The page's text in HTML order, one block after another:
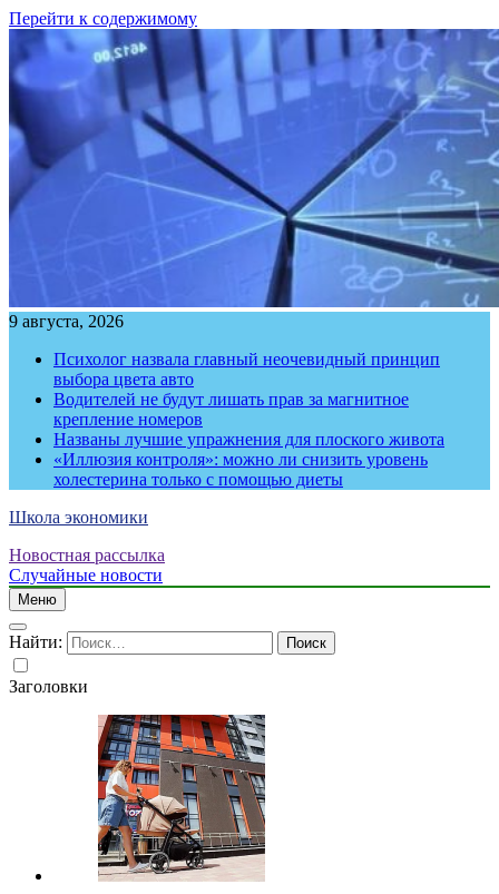
Перейти к содержимому
9 августа, 2026
Психолог назвала главный неочевидный принцип
выбора цвета авто
Водителей не будут лишать прав за магнитное
крепление номеров
Названы лучшие упражнения для плоского живота
«Иллюзия контроля»: можно ли снизить уровень
холестерина только с помощью диеты
Школа экономики
Новостная рассылка
Случайные новости
Меню
Найти:
Заголовки